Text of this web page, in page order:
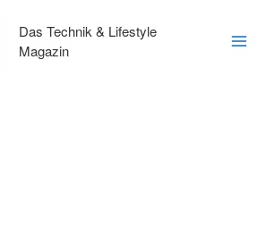
Das Technik & Lifestyle
Magazin